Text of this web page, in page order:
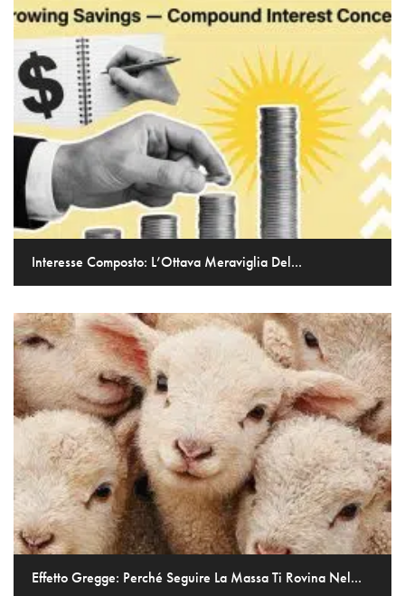
Interesse Composto: L’Ottava Meraviglia Del...
Effetto Gregge: Perché Seguire La Massa Ti Rovina Nel...